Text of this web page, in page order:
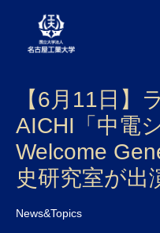
大学案内
学部・大学院・センター
入試
【6月11日】
AICHI「中電
Welcome
史研究室が出
News&Topics